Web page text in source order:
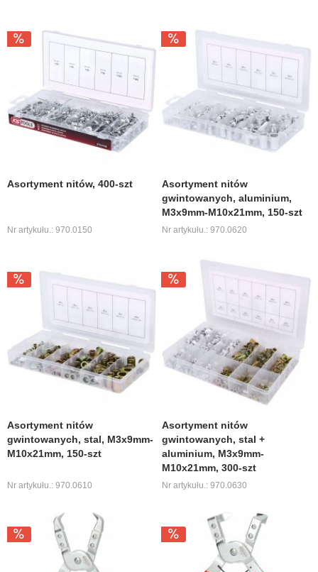
Asortyment nitów, 400-szt
Nr artykułu.: 970.0150
Asortyment nitów
gwintowanych, aluminium,
M3x9mm-M10x21mm, 150-szt
Nr artykułu.: 970.0620
Asortyment nitów
gwintowanych, stal, M3x9mm-
M10x21mm, 150-szt
Nr artykułu.: 970.0610
Asortyment nitów
gwintowanych, stal +
aluminium, M3x9mm-
M10x21mm, 300-szt
Nr artykułu.: 970.0630